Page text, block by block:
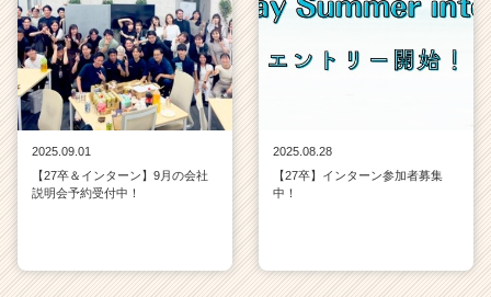
2025.09.01
【27卒＆インターン】9月の会社
説明会予約受付中！
2025.08.28
【27卒】インターン参加者募集
中！